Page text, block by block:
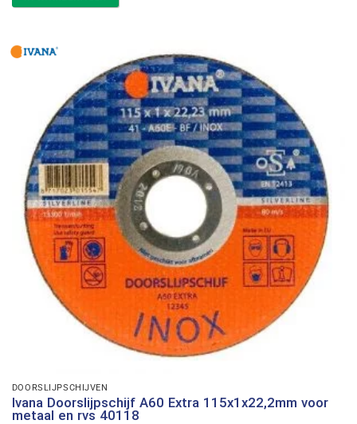
DOORSLIJPSCHIJVEN
Ivana Doorslijpschijf A60 Extra 115x1x22,2mm voor
metaal en rvs 40118